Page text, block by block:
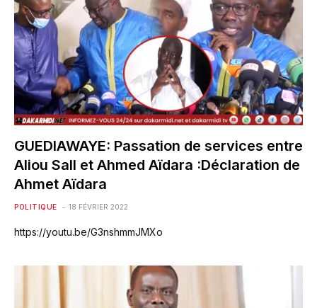
GUEDIAWAYE: Passation de services entre
Aliou Sall et Ahmed Aïdara :Déclaration de
Ahmet Aïdara
POLITIQUE 18 FÉVRIER 2022
https://youtu.be/G3nshmmJMXo